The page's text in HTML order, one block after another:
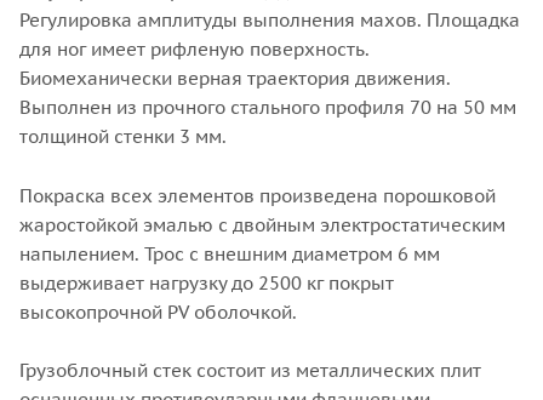
Регулировка амплитуды выполнения махов. Площадка
для ног имеет рифленую поверхность.
Биомеханически верная траектория движения.
Выполнен из прочного стального профиля 70 на 50 мм
толщиной стенки 3 мм.
Покраска всех элементов произведена порошковой
жаростойкой эмалью с двойным электростатическим
напылением. Трос с внешним диаметром 6 мм
выдерживает нагрузку до 2500 кг покрыт
высокопрочной PV оболочкой.
Грузоблочный стек состоит из металлических плит